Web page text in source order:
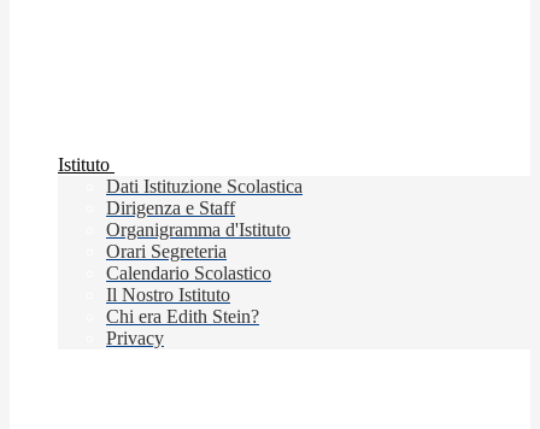
Istituto
Dati Istituzione Scolastica
Dirigenza e Staff
Organigramma d'Istituto
Orari Segreteria
Calendario Scolastico
Il Nostro Istituto
Chi era Edith Stein?
Privacy